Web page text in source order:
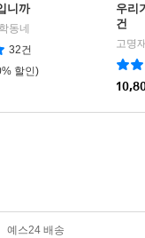
니까
동네
32건
할인)
우리
건
고명
예스24 배송